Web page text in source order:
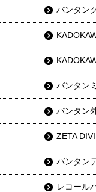
バンタン
バンタン
バンタン
ZETA
バンタン
レコール